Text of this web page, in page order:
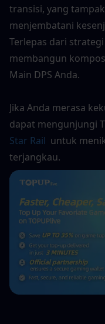
transisi, yang
menjembatani
Terlepas dari
membangun
Main DPS Anda.
Jika Anda merasa
dapat mengunjungi
Star Rail
untuk
terjangkau.